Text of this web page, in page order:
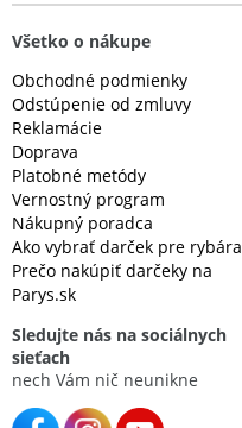
Všetko o nákupe
Obchodné podmienky
Odstúpenie od zmluvy
Reklamácie
Doprava
Platobné metódy
Vernostný program
Nákupný poradca
Ako vybrať darček pre rybára
Prečo nakúpiť darčeky na
Parys.sk
Sledujte nás na sociálnych
sieťach
nech Vám nič neunikne